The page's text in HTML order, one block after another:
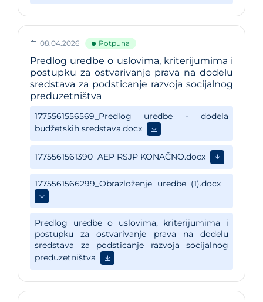
08.04.2026 Potpuna
Predlog uredbe o uslovima, kriterijumima i
postupku za ostvarivanje prava na dodelu
sredstava za podsticanje razvoja socijalnog
preduzetništva